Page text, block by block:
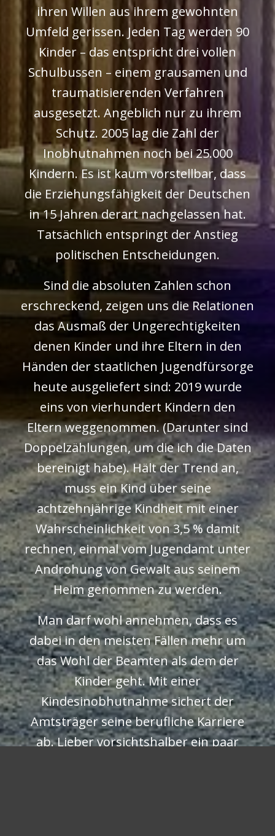
ihren Willen aus ihrem gewohnten
Umfeld gerissen. Jeden Tag werden 90
Kinder – das entspricht drei vollen
Schulbussen – einem grausamen und
traumatisierenden Verfahren
ausgesetzt. Angeblich nur zu ihrem
Schutz. 2005 lag die Zahl der
Inobhutnahmen noch bei 25.000
Kindern. Es ist kaum vorstellbar, dass
die Erziehungsfähigkeit der Deutschen
in 15 Jahren derart nachgelassen hat.
Tatsächlich entspringt der Anstieg
politischen Entscheidungen.
Sind die absoluten Zahlen schon
erschreckend, zeigen uns die Relationen
das Ausmaß der Ungerechtigkeiten
denen Kinder und ihre Eltern in den
Händen der staatlichen Jugendfürsorge
heute ausgeliefert sind: 2019 wurde
eins von vierhundert Kindern den
Eltern weggenommen. (Darunter sind
Doppelzählungen, um die ich die Daten
bereinigt habe). Hält der Trend an,
muss ein Kind über seine
achtzehnjährige Kindheit mit einer
Wahrscheinlichkeit von 3,5 % damit
rechnen, einmal vom Jugendamt unter
Androhung von Gewalt aus seinem
Heim genommen zu werden.
Man darf wohl annehmen, dass es
dabei in den meisten Fällen mehr um
das Wohl der Beamten als dem der
Kinder geht. Mit einer
Kindesinobhutnahme sichert der
Amtsträger seine berufliche Karriere
ab. Lieber vorsichtshalber ein paar